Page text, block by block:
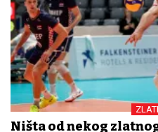
Ništa od nekog